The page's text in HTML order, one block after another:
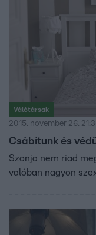
Válótársak
2015. november 26.
Csábítunk és
Szonja nem riad
valóban nagyon